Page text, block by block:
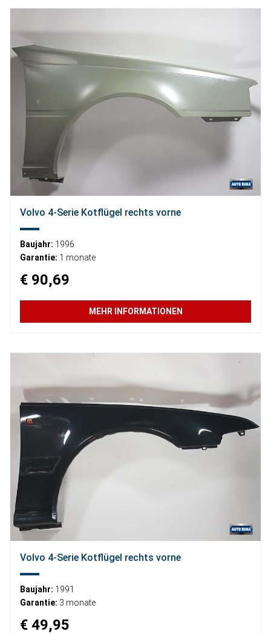
Volvo 4-Serie Kotflügel rechts vorne
Baujahr: 1996
Garantie: 1 monate
€ 90,69
MEHR INFORMATIONEN
Volvo 4-Serie Kotflügel rechts vorne
Baujahr: 1991
Garantie: 3 monate
€ 49,95